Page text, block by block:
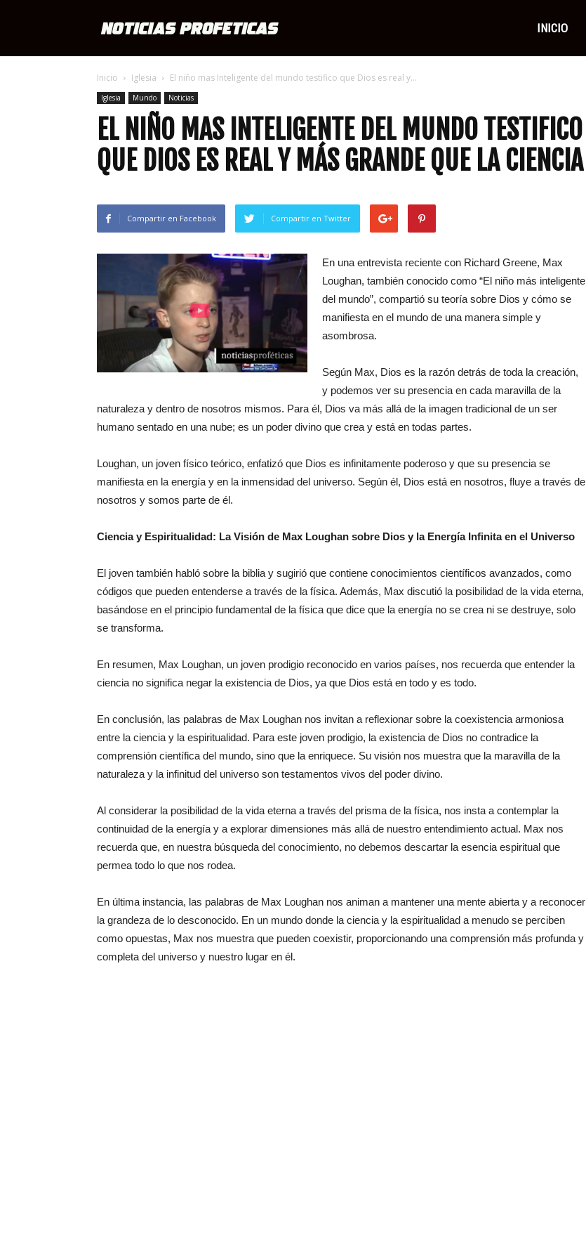
Proféticas
INICIO
Inicio Iglesia El niño mas Inteligente del mundo testifico que Dios es real y...
Iglesia Mundo Noticias
EL NIÑO MAS INTELIGENTE DEL MUNDO TESTIFICO
QUE DIOS ES REAL Y MÁS GRANDE QUE LA CIENCIA
Compartir en Facebook Compartir en Twitter
En una entrevista reciente con Richard Greene, Max
Loughan, también conocido como “El niño más inteligente
del mundo”, compartió su teoría sobre Dios y cómo se
manifiesta en el mundo de una manera simple y
asombrosa.
Según Max, Dios es la razón detrás de toda la creación,
y podemos ver su presencia en cada maravilla de la
naturaleza y dentro de nosotros mismos. Para él, Dios va más allá de la imagen tradicional de un ser
humano sentado en una nube; es un poder divino que crea y está en todas partes.
Loughan, un joven físico teórico, enfatizó que Dios es infinitamente poderoso y que su presencia se
manifiesta en la energía y en la inmensidad del universo. Según él, Dios está en nosotros, fluye a través de
nosotros y somos parte de él.
Ciencia y Espiritualidad: La Visión de Max Loughan sobre Dios y la Energía Infinita en el Universo
El joven también habló sobre la biblia y sugirió que contiene conocimientos científicos avanzados, como
códigos que pueden entenderse a través de la física. Además, Max discutió la posibilidad de la vida eterna,
basándose en el principio fundamental de la física que dice que la energía no se crea ni se destruye, solo
se transforma.
En resumen, Max Loughan, un joven prodigio reconocido en varios países, nos recuerda que entender la
ciencia no significa negar la existencia de Dios, ya que Dios está en todo y es todo.
En conclusión, las palabras de Max Loughan nos invitan a reflexionar sobre la coexistencia armoniosa
entre la ciencia y la espiritualidad. Para este joven prodigio, la existencia de Dios no contradice la
comprensión científica del mundo, sino que la enriquece. Su visión nos muestra que la maravilla de la
naturaleza y la infinitud del universo son testamentos vivos del poder divino.
Al considerar la posibilidad de la vida eterna a través del prisma de la física, nos insta a contemplar la
continuidad de la energía y a explorar dimensiones más allá de nuestro entendimiento actual. Max nos
recuerda que, en nuestra búsqueda del conocimiento, no debemos descartar la esencia espiritual que
permea todo lo que nos rodea.
En última instancia, las palabras de Max Loughan nos animan a mantener una mente abierta y a reconocer
la grandeza de lo desconocido. En un mundo donde la ciencia y la espiritualidad a menudo se perciben
como opuestas, Max nos muestra que pueden coexistir, proporcionando una comprensión más profunda y
completa del universo y nuestro lugar en él.